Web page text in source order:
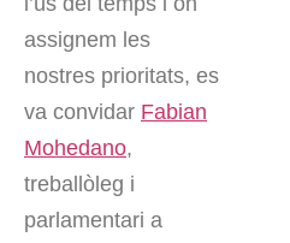
assignem les
nostres prioritats, es
va convidar Fabian
Mohedano,
treballòleg i
parlamentari a